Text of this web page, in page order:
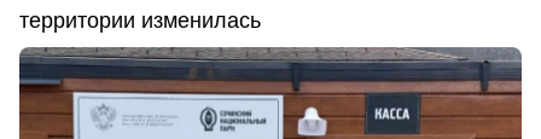
территории изменилась